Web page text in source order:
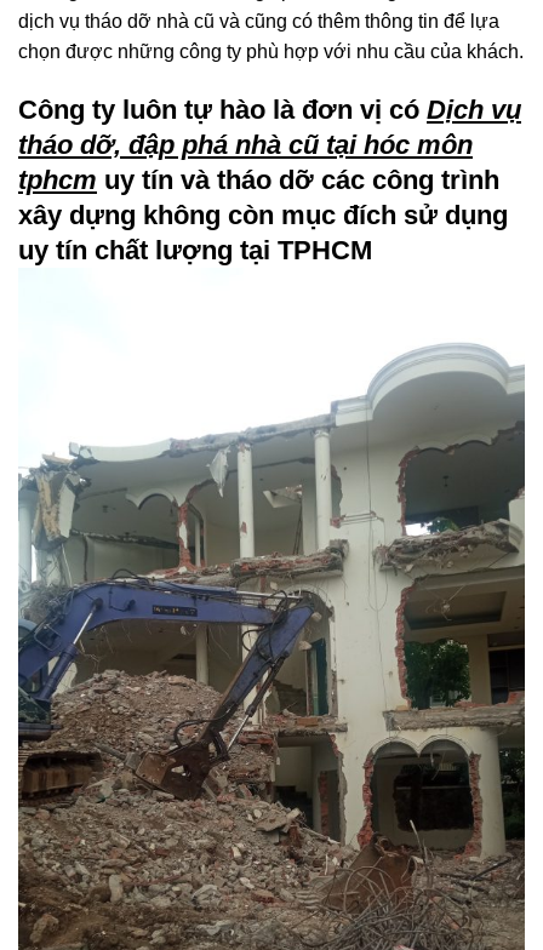
dịch vụ tháo dỡ nhà cũ và cũng có thêm thông tin để lựa
chọn được những công ty phù hợp với nhu cầu của khách.
Công ty luôn tự hào là đơn vị có Dịch vụ
tháo dỡ, đập phá nhà cũ tại hóc môn
tphcm uy tín và tháo dỡ các công trình
xây dựng không còn mục đích sử dụng
uy tín chất lượng tại TPHCM